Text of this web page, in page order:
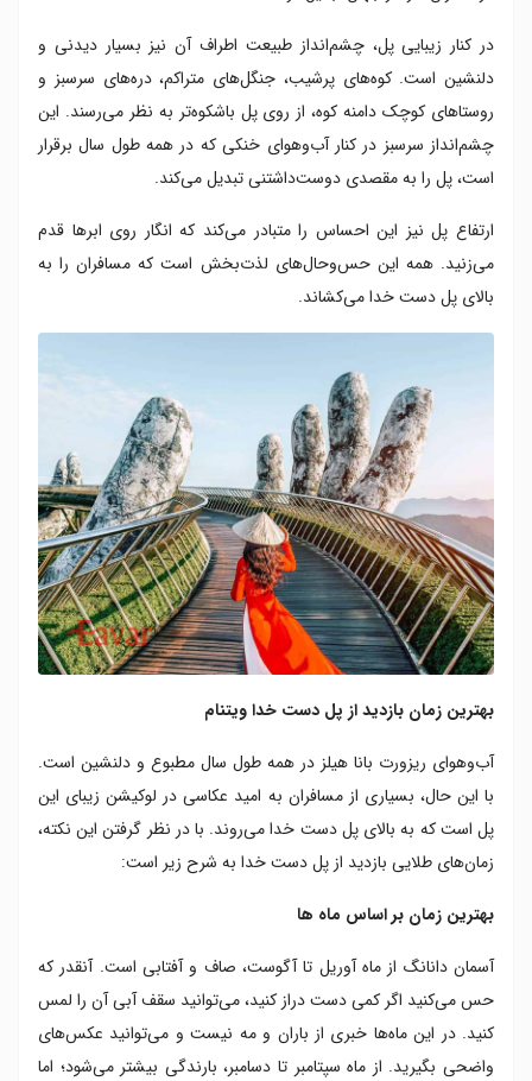
در کنار زیبایی پل، چشم‌انداز طبیعت اطراف آن نیز بسیار دیدنی و
دلنشین است. کوه‌های پرشیب، جنگل‌های متراکم، دره‌های سرسبز و
روستاهای کوچک دامنه کوه، از روی پل باشکوه‌تر به نظر می‌رسند. این
چشم‌انداز سرسبز در کنار آب‌وهوای خنکی که در همه طول سال برقرار
است، پل را به مقصدی دوست‌داشتنی تبدیل می‌کند.
ارتفاع پل نیز این احساس را متبادر می‌کند که انگار روی ابرها قدم
می‌زنید. همه این حس‌وحال‌های لذت‌بخش است که مسافران را به
بالای پل دست خدا می‌کشاند.
بهترین زمان بازدید از پل دست خدا ویتنام
آب‌وهوای ریزورت بانا هیلز در همه طول سال مطبوع و دلنشین است.
با این حال، بسیاری از مسافران به امید عکاسی در لوکیشن زیبای این
پل است که به بالای پل دست خدا می‌روند. با در نظر گرفتن این نکته،
زمان‌های طلایی بازدید از پل دست خدا به شرح زیر است:
بهترین زمان بر اساس ماه ها
آسمان دانانگ از ماه آوریل تا آگوست، صاف و آفتابی است. آنقدر که
حس می‌کنید اگر کمی دست دراز کنید، می‌توانید سقف آبی آن را لمس
کنید. در این ماه‌ها خبری از باران و مه نیست و می‌توانید عکس‌های
واضحی بگیرید. از ماه سپتامبر تا دسامبر، بارندگی بیشتر می‌شود؛ اما